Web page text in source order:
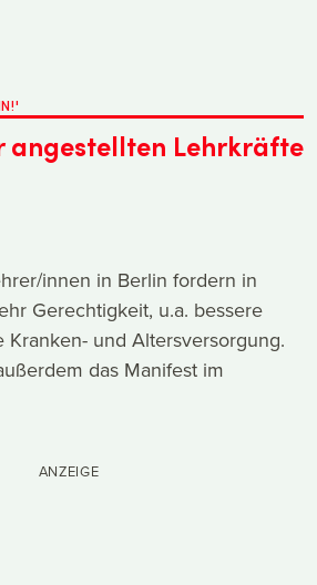
angestellten Lehrkräfte
innen in Berlin fordern in
Gerechtigkeit, u.a. bessere
Kranken- und Altersversorgung.
das Manifest im
ANZEIGE